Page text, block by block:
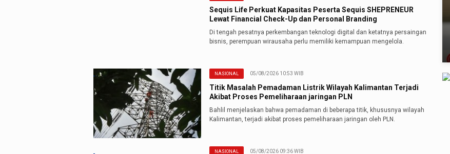
Sequis Life Perkuat Kapasitas Peserta Sequis SHEPRENEUR
Lewat Financial Check-Up dan Personal Branding
Di tengah pesatnya perkembangan teknologi digital dan ketatnya persaingan
bisnis, perempuan wirausaha perlu memiliki kemampuan mengelola.
NASIONAL 05/08/2026 10:53 WIB
Titik Masalah Pemadaman Listrik Wilayah Kalimantan Terjadi
Akibat Proses Pemeliharaan jaringan PLN
Bahlil menjelaskan bahwa pemadaman di beberapa titik, khususnya wilayah
Kalimantan, terjadi akibat proses pemeliharaan jaringan oleh PLN.
NASIONAL 05/08/2026 09:36 WIB